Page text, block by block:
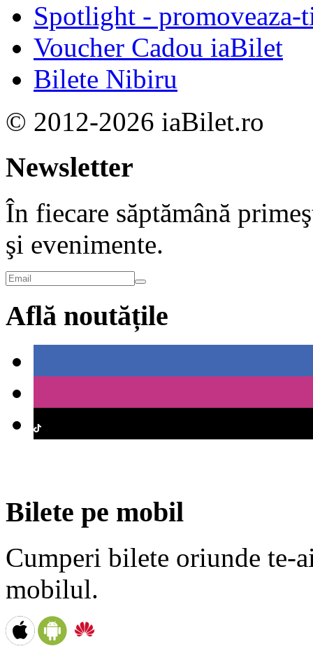
Spotlight - promoveaza-
Voucher Cadou iaBilet
Bilete Nibiru
© 2012-2026 iaBilet.ro
Newsletter
În fiecare săptămână
şi evenimente.
Află noutățile
Bilete pe mobil
Cumperi bilete oriunde te-
mobilul.